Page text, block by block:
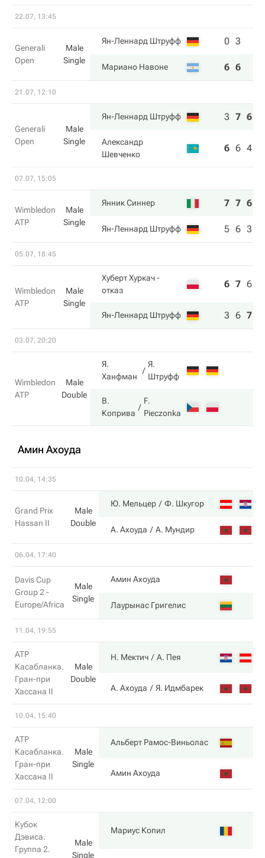
22.07, 13:45
Generali
Open
Male
Single
Ян-Леннард Штруфф 0 3
Мариано Навоне 6 6
21.07, 12:10
Generali
Open
Male
Single
Ян-Леннард Штруфф 3 7 6
Александр
Шевченко
6 6 4
07.07, 15:05
Wimbledon
ATP
Male
Single
Янник Синнер 7 7 6
Ян-Леннард Штруфф 5 6 3
05.07, 18:45
Wimbledon
ATP
Male
Single
Хуберт Хуркач-
отказ
6 7 6
Ян-Леннард Штруфф 3 6 7
03.07, 20:20
Wimbledon
ATP
Male
Double
Я.
Ханфман
Я.
Штруфф
В.
Коприва
F.
Pieczonka
Амин Ахоуда
10.04, 14:35
Grand Prix
Hassan II
Male
Double
Ю. Мельцер Ф. Шкугор
А. Ахоуда А. Мундир
06.04, 17:40
Davis Cup
Group 2 -
Europe/Africa
Male
Single
Амин Ахоуда
Лаурынас Григелис
11.04, 19:55
ATP
Касабланка.
Гран-при
Хассана II
Male
Double
Н. Мектич А. Пея
А. Ахоуда Я. Идмбарек
10.04, 15:40
ATP
Касабланка.
Гран-при
Хассана II
Male
Single
Альберт Рамос-Виньолас
Амин Ахоуда
07.04, 12:00
Кубок
Дэвиса.
Группа 2.
Male
Single
Мариус Копил